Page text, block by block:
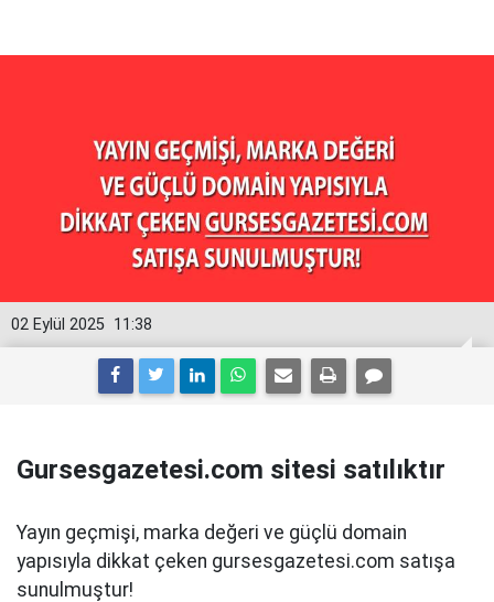
11:38
02 Eylül 2025
Gursesgazetesi.com sitesi satılıktır
Yayın geçmişi, marka değeri ve güçlü domain
yapısıyla dikkat çeken gursesgazetesi.com satışa
sunulmuştur!